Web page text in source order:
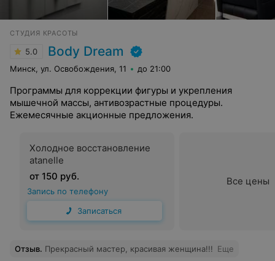
СТУДИЯ КРАСОТЫ
5.0 Body Dream
Минск, ул. Освобождения, 11 до 21:00
Программы для коррекции фигуры и укрепления
мышечной массы, антивозрастные процедуры.
Ежемесячные акционные предложения.
Холодное восстановление
atanelle
от 150 руб.
Запись по телефону
Записаться
Все цены
Отзыв. Прекрасный мастер, красивая женщина!!! Еще